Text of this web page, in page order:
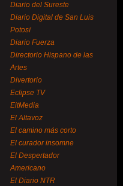
Diario del Sureste
Diario Digital de San Luis
Potosí
Diario Fuerza
Directorio Hispano de las
Artes
Divertorio
Eclipse TV
EitMedia
El Altavoz
El camino más corto
El curador insomne
El Despertador
Americano
El Diario NTR